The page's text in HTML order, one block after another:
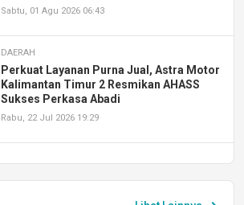
Sabtu, 01 Agu 2026 06:43
DAERAH
Perkuat Layanan Purna Jual, Astra Motor
Kalimantan Timur 2 Resmikan AHASS
Sukses Perkasa Abadi
Rabu, 22 Jul 2026 19:29